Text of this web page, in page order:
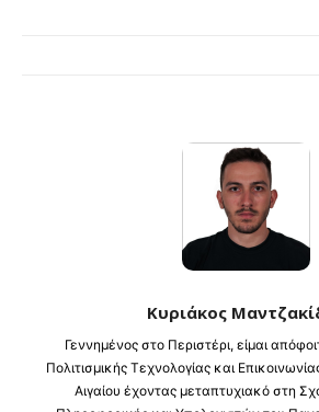
Κυριάκος
Γεννημένος στο Περιστέρι, είμαι
Πολιτισμικής Τεχνολογίας και
Αιγαίου έχοντας μεταπτυχιακό στη